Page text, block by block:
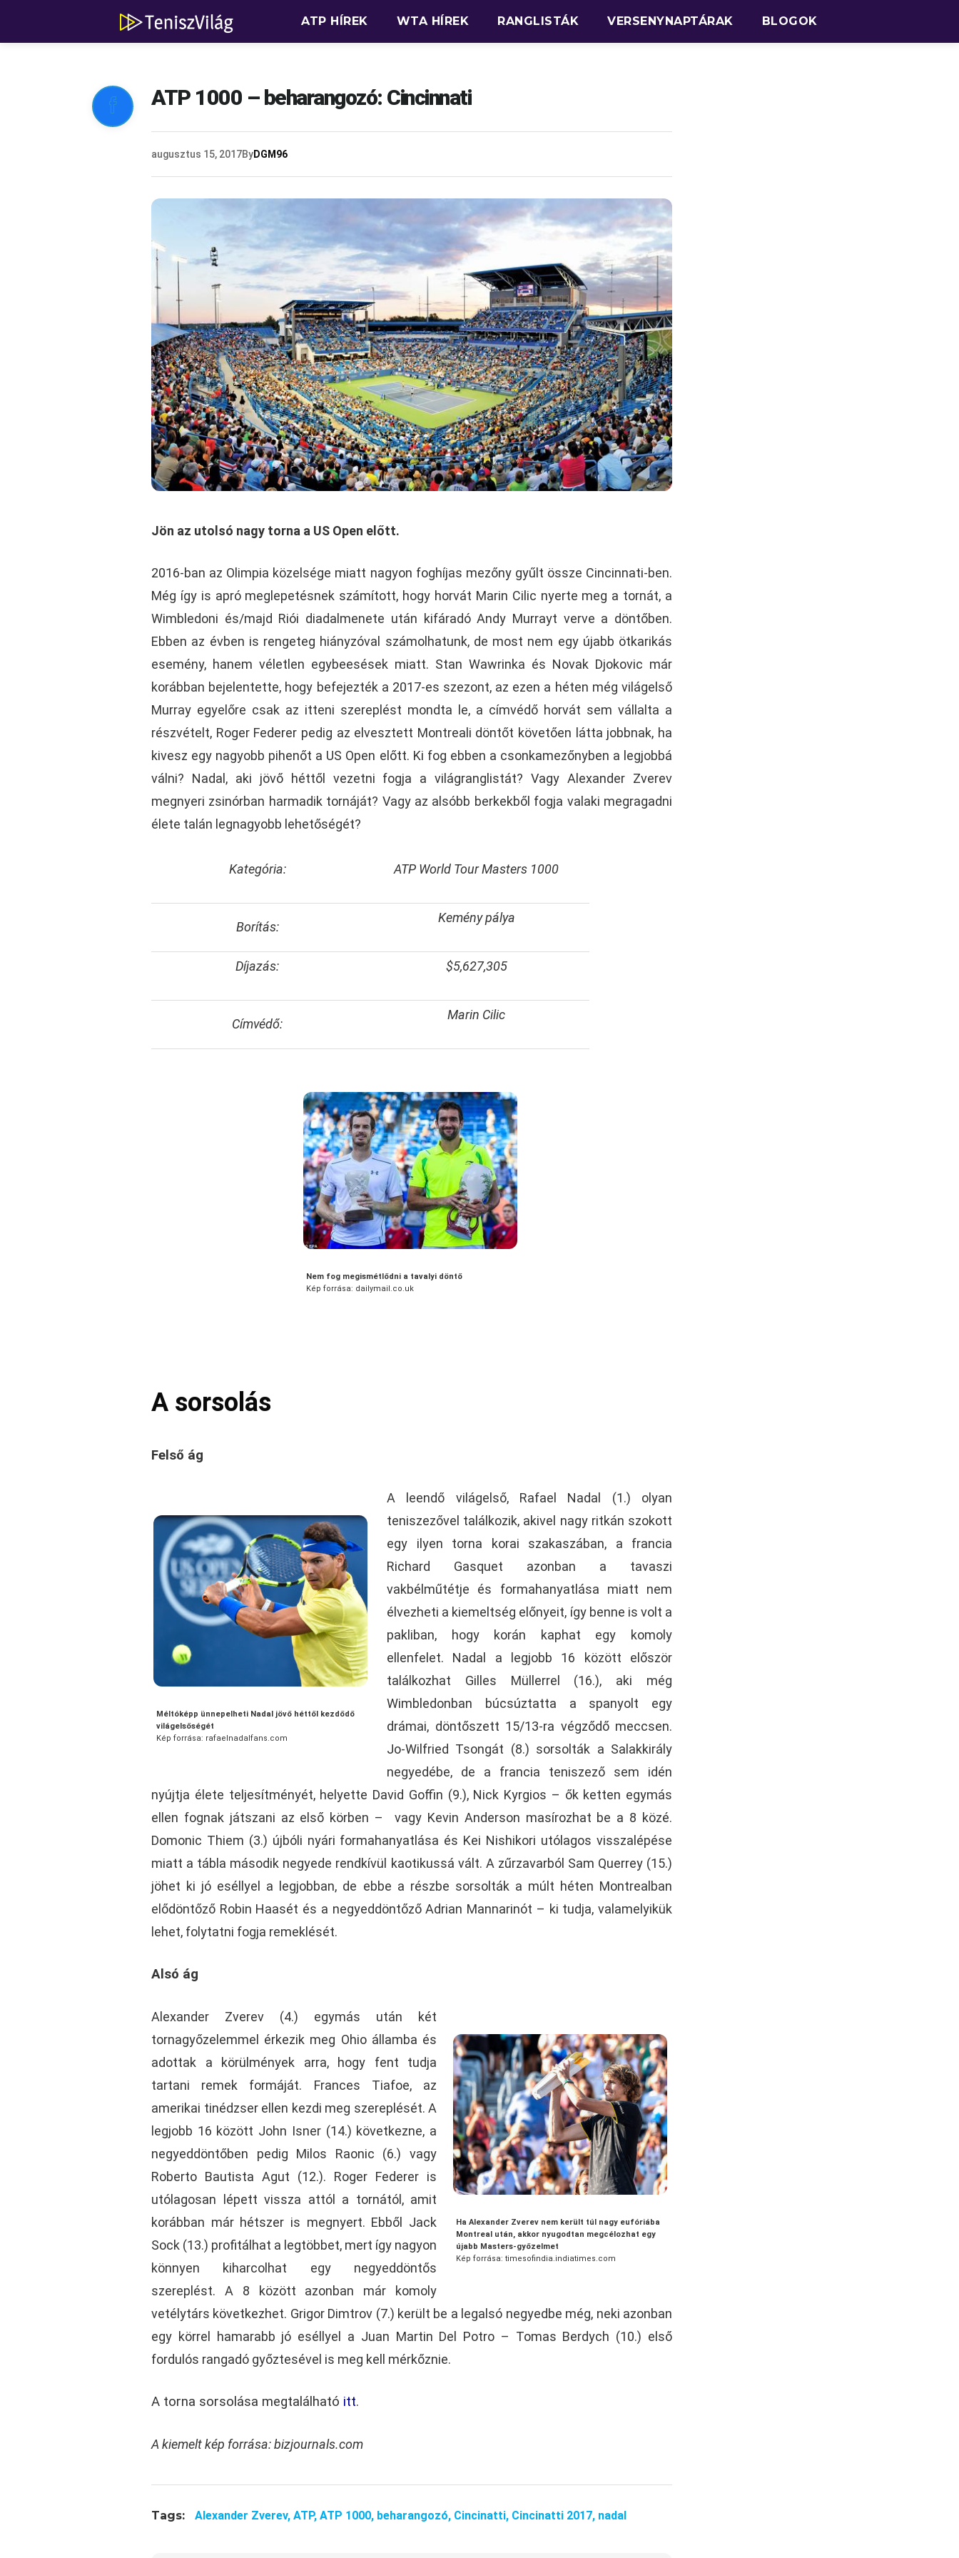
ATP HÍREK WTA HÍREK RANGLISTÁK VERSENYNAPTÁRAK BLOGOK
 ATP 1000 – beharangozó: Cincinnati
augusztus 15, 2017ByDGM96
Jön az utolsó nagy torna a US Open előtt.
2016-ban az Olimpia közelsége miatt nagyon foghíjas mezőny gyűlt össze Cincinnati-ben.
Még így is apró meglepetésnek számított, hogy horvát Marin Cilic nyerte meg a tornát, a
Wimbledoni és/majd Riói diadalmenete után kifáradó Andy Murrayt verve a döntőben.
Ebben az évben is rengeteg hiányzóval számolhatunk, de most nem egy újabb ötkarikás
esemény, hanem véletlen egybeesések miatt. Stan Wawrinka és Novak Djokovic már
korábban bejelentette, hogy befejezték a 2017-es szezont, az ezen a héten még világelső
Murray egyelőre csak az itteni szereplést mondta le, a címvédő horvát sem vállalta a
részvételt, Roger Federer pedig az elvesztett Montreali döntőt követően látta jobbnak, ha
kivesz egy nagyobb pihenőt a US Open előtt. Ki fog ebben a csonkamezőnyben a legjobbá
válni? Nadal, aki jövő héttől vezetni fogja a világranglistát? Vagy Alexander Zverev
megnyeri zsinórban harmadik tornáját? Vagy az alsóbb berkekből fogja valaki megragadni
élete talán legnagyobb lehetőségét?
Kategória: ATP World Tour Masters 1000
Borítás:
Kemény pálya
Díjazás: $5,627,305
Címvédő:
Marin Cilic
Nem fog megismétlődni a tavalyi döntő
Kép forrása: dailymail.co.uk
A sorsolás
Felső ág
Méltóképp ünnepelheti Nadal jövő héttől kezdődő
világelsőségét
Kép forrása: rafaelnadalfans.com
A leendő világelső, Rafael Nadal (1.) olyan
teniszezővel találkozik, akivel nagy ritkán szokott
egy ilyen torna korai szakaszában, a francia
Richard Gasquet azonban a tavaszi
vakbélműtétje és formahanyatlása miatt nem
élvezheti a kiemeltség előnyeit, így benne is volt a
pakliban, hogy korán kaphat egy komoly
ellenfelet. Nadal a legjobb 16 között először
találkozhat Gilles Müllerrel (16.), aki még
Wimbledonban búcsúztatta a spanyolt egy
drámai, döntőszett 15/13-ra végződő meccsen.
Jo-Wilfried Tsongát (8.) sorsolták a Salakkirály
negyedébe, de a francia teniszező sem idén
nyújtja élete teljesítményét, helyette David Goffin (9.), Nick Kyrgios – ők ketten egymás
ellen fognak játszani az első körben – vagy Kevin Anderson masírozhat be a 8 közé.
Domonic Thiem (3.) újbóli nyári formahanyatlása és Kei Nishikori utólagos visszalépése
miatt a tábla második negyede rendkívül kaotikussá vált. A zűrzavarból Sam Querrey (15.)
jöhet ki jó eséllyel a legjobban, de ebbe a részbe sorsolták a múlt héten Montrealban
elődöntőző Robin Haasét és a negyeddöntőző Adrian Mannarinót – ki tudja, valamelyikük
lehet, folytatni fogja remeklését.
Alsó ág
Ha Alexander Zverev nem került túl nagy eufóriába
Montreal után, akkor nyugodtan megcélozhat egy
újabb Masters-győzelmet
Kép forrása: timesofindia.indiatimes.com
Alexander Zverev (4.) egymás után két
tornagyőzelemmel érkezik meg Ohio államba és
adottak a körülmények arra, hogy fent tudja
tartani remek formáját. Frances Tiafoe, az
amerikai tinédzser ellen kezdi meg szereplését. A
legjobb 16 között John Isner (14.) következne, a
negyeddöntőben pedig Milos Raonic (6.) vagy
Roberto Bautista Agut (12.). Roger Federer is
utólagosan lépett vissza attól a tornától, amit
korábban már hétszer is megnyert. Ebből Jack
Sock (13.) profitálhat a legtöbbet, mert így nagyon
könnyen kiharcolhat egy negyeddöntős
szereplést. A 8 között azonban már komoly
vetélytárs következhet. Grigor Dimtrov (7.) került be a legalsó negyedbe még, neki azonban
egy körrel hamarabb jó eséllyel a Juan Martin Del Potro – Tomas Berdych (10.) első
fordulós rangadó győztesével is meg kell mérkőznie.
A torna sorsolása megtalálható itt.
A kiemelt kép forrása: bizjournals.com
Tags: Alexander Zverev, ATP, ATP 1000, beharangozó, Cincinatti, Cincinatti 2017, nadal